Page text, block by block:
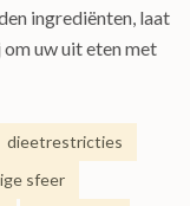
ingrediënten, laat
uw uit eten met
dieetrestricties
sfeer